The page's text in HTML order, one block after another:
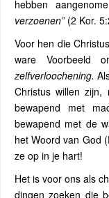
hebben
verzoenen”(2 Kor.
Voor hen die
ware Voorbeeld
zelfverloochening.
Christus willen zijn,
bewapend met
bewapend met de
het Woord van God
ze op in je hart!
Het is voor ons als
dingen zoeken die